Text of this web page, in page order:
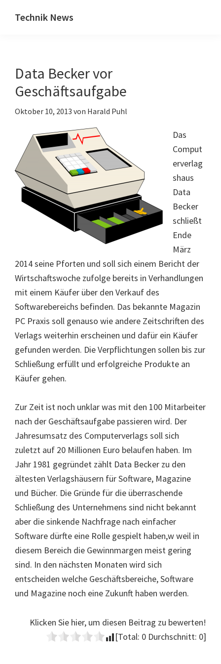
Inhalt
Seitenspalte
Technik News
IT,
Mobilfunk
Internet
Data Becker vor
Geschäftsaufgabe
Oktober 10, 2013 von Harald Puhl
Das
Comput
erverlag
shaus
Data
Becker
schließt
Ende
März
2014 seine Pforten und soll sich einem Bericht der
Wirtschaftswoche zufolge bereits in Verhandlungen
mit einem Käufer über den Verkauf des
Softwarebereichs befinden. Das bekannte Magazin
PC Praxis soll genauso wie andere Zeitschriften des
Verlags weiterhin erscheinen und dafür ein Käufer
gefunden werden. Die Verpflichtungen sollen bis zur
Schließung erfüllt und erfolgreiche Produkte an
Käufer gehen.
Zur Zeit ist noch unklar was mit den 100 Mitarbeiter
nach der Geschäftsaufgabe passieren wird. Der
Jahresumsatz des Computerverlags soll sich
zuletzt auf 20 Millionen Euro belaufen haben. Im
Jahr 1981 gegründet zählt Data Becker zu den
ältesten Verlagshäusern für Software, Magazine
und Bücher. Die Gründe für die überraschende
Schließung des Unternehmens sind nicht bekannt
aber die sinkende Nachfrage nach einfacher
Software dürfte eine Rolle gespielt haben,w weil in
diesem Bereich die Gewinnmargen meist gering
sind. In den nächsten Monaten wird sich
entscheiden welche Geschäftsbereiche, Software
und Magazine noch eine Zukunft haben werden.
Klicken Sie hier, um diesen Beitrag zu bewerten!
[Total: 0 Durchschnitt: 0]